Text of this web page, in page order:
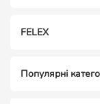
FELEX
Популярні